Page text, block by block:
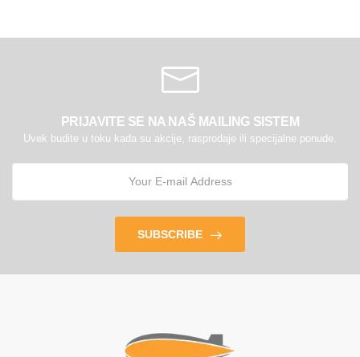
PRIJAVITE SE NA NAŠ MAILING SISTEM
Uvek budite u toku kada su akcije, rasprodaje ili specijalne ponude.
SUBSCRIBE